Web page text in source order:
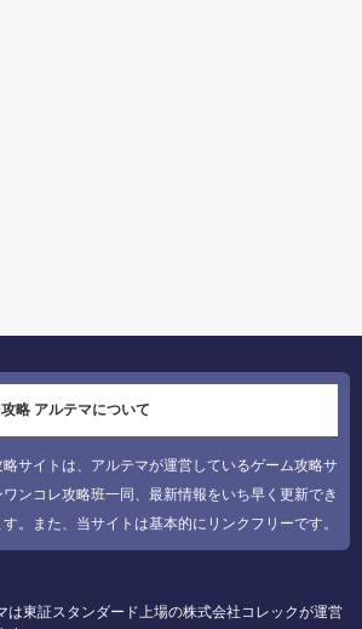
略 アルテマについて
サイトは、アルテマが運営しているゲーム攻略サ
ンコレ攻略班一同、最新情報をいち早く更新でき
。また、当サイトは基本的にリンクフリーです。
は東証スタンダード上場の株式会社コレックが運営